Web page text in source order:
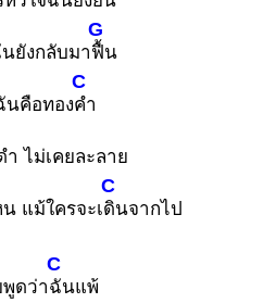
ยังกลับมา
G
ฟื้น
นคือทอง
C
คำ
ไม่เคยละลาย
แม้ใครจะเ
C
ดินจากไป
พูดว่า
C
ฉันแพ้